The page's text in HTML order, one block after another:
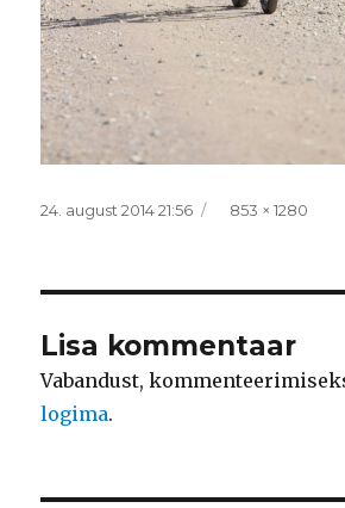
Postitatud
24. august 2014 21:56 Täissuurus
853 × 1280
Lisa kommentaar
Vabandust,
logima.